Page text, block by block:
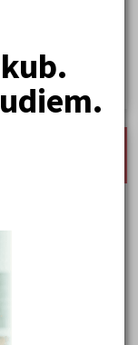
škol
význam